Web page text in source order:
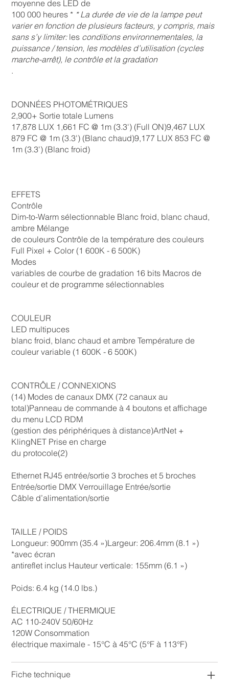
moyenne des LED de
100 000 heures * * La durée de vie de la lampe peut
varier en fonction de plusieurs facteurs, y compris, mais
sans s’y limiter:les conditions environnementales, la
puissance / tension, les modèles d’utilisation (cycles
marche-arrêt), le contrôle et la gradation
.
DONNÉES PHOTOMÉTRIQUES
2,900+ Sortie totale Lumens
17,878 LUX 1,661 FC @ 1m (3.3') (Full ON)9,467 LUX
879 FC @ 1m (3.3') (Blanc chaud)9,177 LUX 853 FC @
1m (3.3') (Blanc froid)
EFFETS
Contrôle
Dim-to-Warm sélectionnable Blanc froid, blanc chaud,
ambre Mélange
de couleurs Contrôle de la température des couleurs
Full Pixel + Color (1 600K - 6 500K)
Modes
variables de courbe de gradation 16 bits Macros de
couleur et de programme sélectionnables
COULEUR
LED multipuces
blanc froid, blanc chaud et ambre Température de
couleur variable (1 600K - 6 500K)
CONTRÔLE / CONNEXIONS
(14) Modes de canaux DMX (72 canaux au
total)Panneau de commande à 4 boutons et affichage
du menu LCD RDM
(gestion des périphériques à distance)ArtNet +
KlingNET Prise en charge
du protocole(2)
Ethernet RJ45 entrée/sortie 3 broches et 5 broches
Entrée/sortie DMX Verrouillage Entrée/sortie
Câble d’alimentation/sortie
TAILLE / POIDS
Longueur: 900mm (35.4 »)Largeur: 206.4mm (8.1 »)
*avec écran
antireflet inclus Hauteur verticale: 155mm (6.1 »)
Poids: 6.4 kg (14.0 lbs.)
ÉLECTRIQUE / THERMIQUE
AC 110-240V 50/60Hz
120W Consommation
électrique maximale - 15°C à 45°C (5°F à 113°F)
Fiche technique